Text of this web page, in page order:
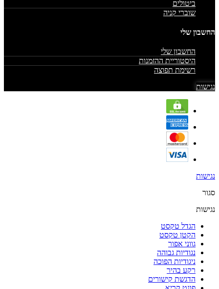
ביטולים
שוברי קניה
החשבון שלי
החשבון שלי
היסטוריית ההזמנות
רשימת תפוצה
נגישות
נגישות
סגור
נגישות
הגדל טקסט
הקטן טקסט
גווני אפור
נגודיות גבוהה
ניגודיות הפוכה
רקע בהיר
הדגשת קישורים